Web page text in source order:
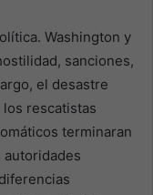
Washington y
sanciones,
el desastre
rescatistas
terminaran
autoridades